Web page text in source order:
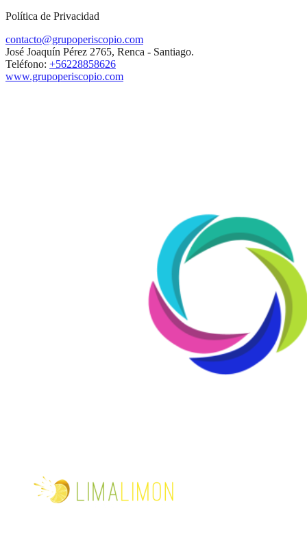
Política de Privacidad
contacto@grupoperiscopio.com
José Joaquín Pérez 2765, Renca - Santiago.
Teléfono: +56228858626
www.grupoperiscopio.com